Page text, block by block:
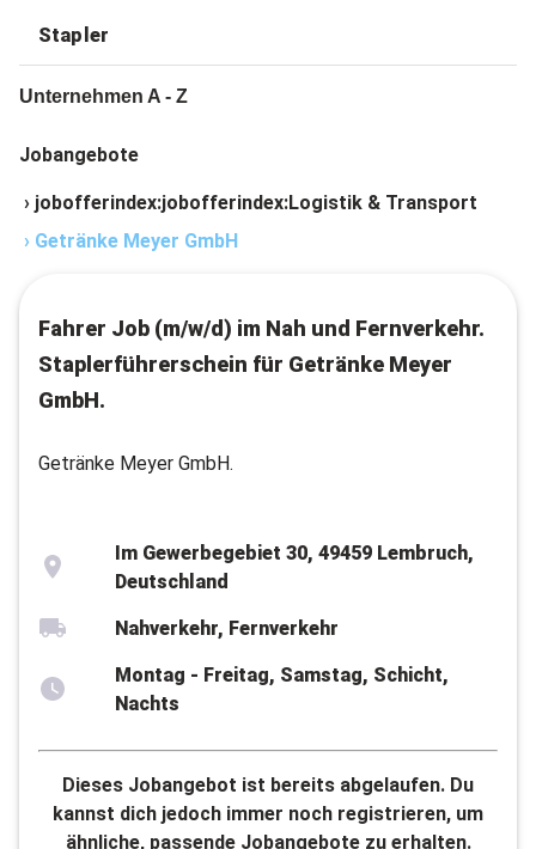
Stapler
Unternehmen A - Z
Jobangebote
› jobofferindex:jobofferindex:Logistik & Transport
› Getränke Meyer GmbH
Fahrer Job (m/w/d) im Nah und Fernverkehr.
Staplerführerschein für Getränke Meyer
GmbH.
Getränke Meyer GmbH.
Im Gewerbegebiet 30, 49459 Lembruch,
Deutschland
Nahverkehr, Fernverkehr
Montag - Freitag, Samstag, Schicht,
Nachts
Dieses Jobangebot ist bereits abgelaufen. Du
kannst dich jedoch immer noch registrieren, um
ähnliche, passende Jobangebote zu erhalten.